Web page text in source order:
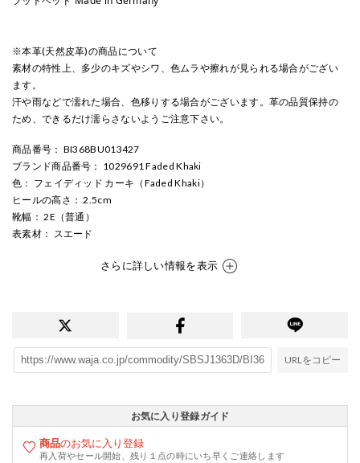
※本革(天然皮革)の商品について
素材の特性上、多少のキズやシワ、色ムラや擦れが見られる場合がござい
ます。
汗や雨などで濡れた場合、色移りする場合がございます。革の品質保持の
ため、できるだけ濡らさないようご注意下さい。
商品番号 ： BI368BU013427
ブランド商品番号 ： 1029691 Faded Khaki
色 ： フェイディッド カーキ（Faded Khaki）
ヒールの高さ ： 2.5cm
靴幅 ： 2E（普通）
表素材： スエード
さらに詳しい情報を表示
URLをコピー
お気に入り登録ガイド
商品のお気に入り登録
再入荷やセール開始、残り１点の時にいち早くご連絡します